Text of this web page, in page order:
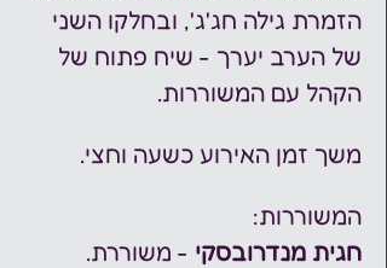
הזמרת גילה חג'ג', ובחלקו השני
של הערב יערך - שיח פתוח של
הקהל עם המשוררות.
משך זמן האירוע כשעה וחצי.
המשוררות:
חגית מנדרובסקי - משוררת.